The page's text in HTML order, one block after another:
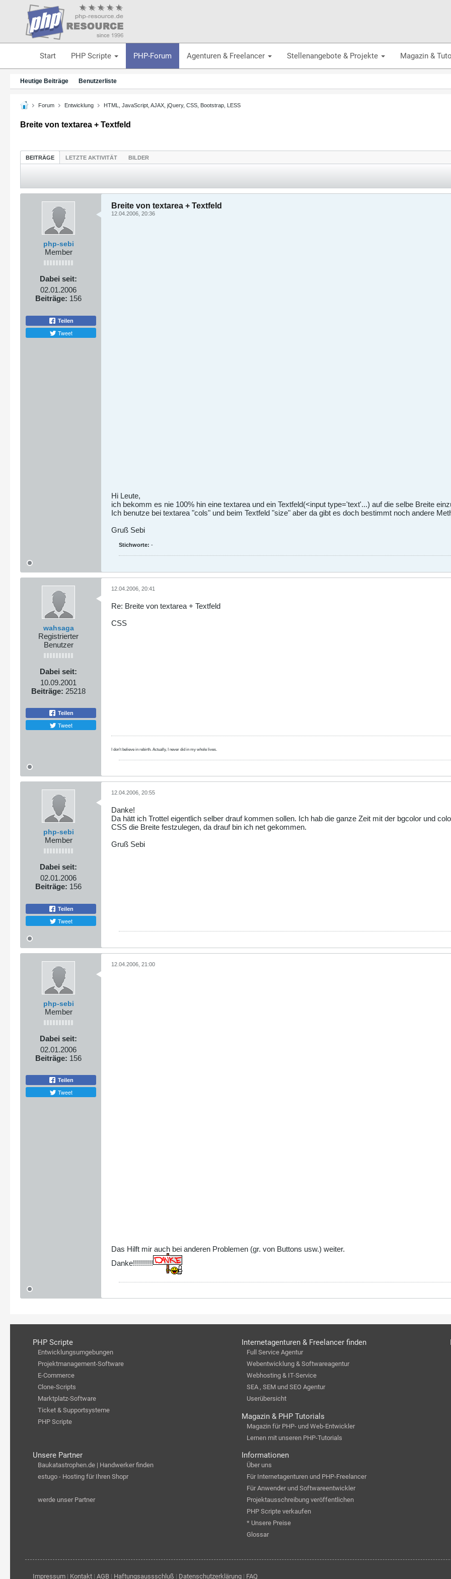
Start PHP Scripte PHP-Forum Agenturen & Freelancer Stellenangebote & Projekte Magazin &
Heutige Beiträge Benutzerliste
Forum Entwicklung HTML, JavaScript, AJAX, jQuery, CSS, Bootstrap, LESS
Breite von textarea + Textfeld
BEITRÄGE LETZTE AKTIVITÄT BILDER
php-sebi
Member
Dabei seit:
02.01.2006
Beiträge: 156
Teilen
Tweet
Breite von textarea + Textfeld
12.04.2006, 20:36
Hi Leute,
ich bekomm es nie 100% hin eine textarea und ein Textfeld(<input type='text'...) auf die selbe Breite
Ich benutze bei textarea "cols" und beim Textfeld "size" aber da gibt es doch bestimmt noch andere
Gruß Sebi
Stichworte: -
wahsaga
Registrierter
Benutzer
Dabei seit:
10.09.2001
Beiträge: 25218
Teilen
Tweet
12.04.2006, 20:41
Re: Breite von textarea + Textfeld
CSS
I don't believe in rebirth. Actually, I never did in my whole lives.
php-sebi
Member
Dabei seit:
02.01.2006
Beiträge: 156
Teilen
Tweet
12.04.2006, 20:55
Danke!
Da hätt ich Trottel eigentlich selber drauf kommen sollen. Ich hab die ganze Zeit mit der bgcolor und
CSS die Breite festzulegen, da drauf bin ich net gekommen.
Gruß Sebi
php-sebi
Member
Dabei seit:
02.01.2006
Beiträge: 156
Teilen
Tweet
12.04.2006, 21:00
Das Hilft mir auch bei anderen Problemen (gr. von Buttons usw.) weiter.
Danke!!!!!!!!!!
PHP Scripte
Entwicklungsumgebungen
Projektmanagement-Software
E-Commerce
Clone-Scripts
Marktplatz-Software
Ticket & Supportsysteme
PHP Scripte
Internetagenturen & Freelancer finden
Full Service Agentur
Webentwicklung & Softwareagentur
Webhosting & IT-Service
SEA , SEM und SEO Agentur
Userübersicht
Magazin & PHP Tutorials
Magazin für PHP- und Web-Entwickler
Lernen mit unseren PHP-Tutorials
Unsere Partner
Baukatastrophen.de | Handwerker finden
estugo - Hosting für Ihren Shopr
werde unser Partner
Informationen
Über uns
Für Internetagenturen und PHP-Freelancer
Für Anwender und Softwareentwickler
Projektausschreibung veröffentlichen
PHP Scripte verkaufen
* Unsere Preise
Glossar
Impressum| Kontakt| AGB| Haftungsaussschluß | Datenschutzerklärung| FAQ